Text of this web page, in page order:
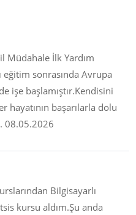
Müdahale İlk Yardım
eğitim sonrasında Avrupa
işe başlamıştır.Kendisini
hayatının başarılarla dolu
08.05.2026
Bilgisayarlı
kursu aldım.Şu anda